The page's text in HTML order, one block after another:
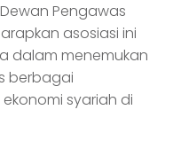
Pengawas
asosiasi ini
dalam menemukan
berbagai
syariah di